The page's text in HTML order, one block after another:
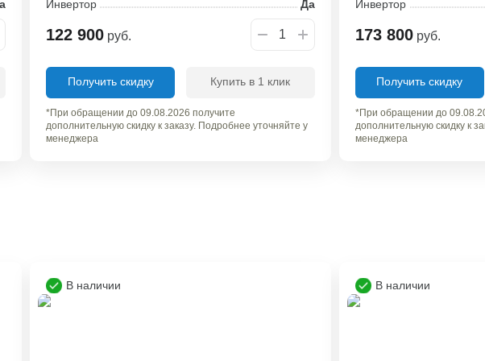
Инвертор Да
122 900 руб.
Получить скидку Купить в 1 клик
*При обращении до 09.08.2026 получите
дополнительную скидку к заказу. Подробнее уточняйте у
менеджера
Инвертор
173 800руб.
Получить скидку
*При обращении до
дополнительную скидку к
менеджера
В наличии В наличии